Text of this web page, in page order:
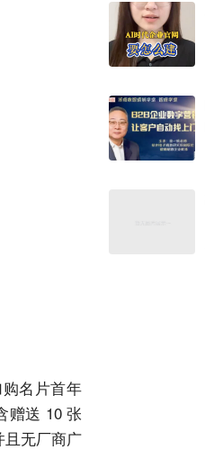
名片首年
赠送 10 张
无厂商广